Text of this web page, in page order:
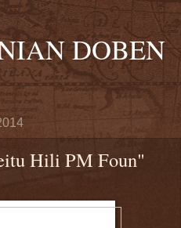
DOBEN
Hili PM Foun"